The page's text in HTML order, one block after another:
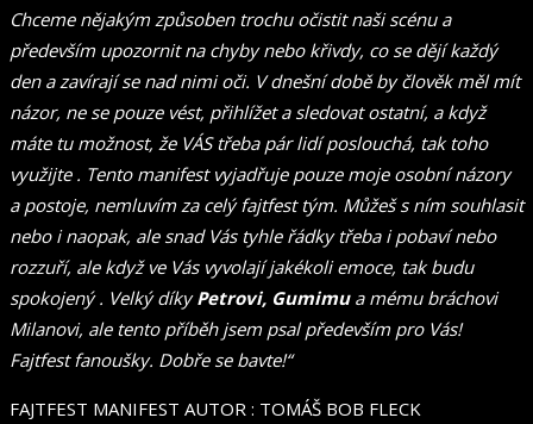
Chceme nějakým způsoben trochu očistit naši scénu a
především upozornit na chyby nebo křivdy, co se dějí každý
den a zavírají se nad nimi oči. V dnešní době by člověk měl mít
názor, ne se pouze vést, přihlížet a sledovat ostatní, a když
máte tu možnost, že VÁS třeba pár lidí poslouchá, tak toho
využijte . Tento manifest vyjadřuje pouze moje osobní názory
a postoje, nemluvím za celý fajtfest tým. Můžeš s ním souhlasit
nebo i naopak, ale snad Vás tyhle řádky třeba i pobaví nebo
rozzuří, ale když ve Vás vyvolají jakékoli emoce, tak budu
spokojený . Velký díkyPetrovi, Gumimua mému bráchovi
Milanovi, ale tento příběh jsem psal především pro Vás!
Fajtfest fanoušky. Dobře se bavte!“
FAJTFEST MANIFEST AUTOR : TOMÁŠ BOB FLECK